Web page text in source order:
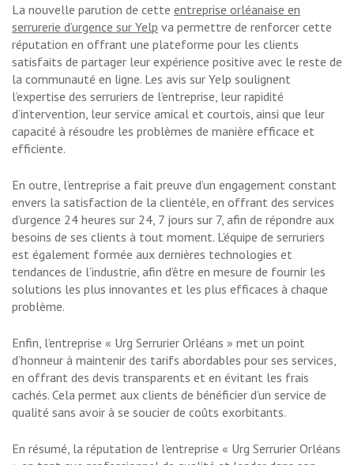
La nouvelle parution de cette entreprise orléanaise en
serrurerie d’urgence sur Yelp va permettre de renforcer cette
réputation en offrant une plateforme pour les clients
satisfaits de partager leur expérience positive avec le reste de
la communauté en ligne. Les avis sur Yelp soulignent
l’expertise des serruriers de l’entreprise, leur rapidité
d’intervention, leur service amical et courtois, ainsi que leur
capacité à résoudre les problèmes de manière efficace et
efficiente.
En outre, l’entreprise a fait preuve d’un engagement constant
envers la satisfaction de la clientèle, en offrant des services
d’urgence 24 heures sur 24, 7 jours sur 7, afin de répondre aux
besoins de ses clients à tout moment. L’équipe de serruriers
est également formée aux dernières technologies et
tendances de l’industrie, afin d’être en mesure de fournir les
solutions les plus innovantes et les plus efficaces à chaque
problème.
Enfin, l’entreprise « Urg Serrurier Orléans » met un point
d’honneur à maintenir des tarifs abordables pour ses services,
en offrant des devis transparents et en évitant les frais
cachés. Cela permet aux clients de bénéficier d’un service de
qualité sans avoir à se soucier de coûts exorbitants.
En résumé, la réputation de l’entreprise « Urg Serrurier Orléans